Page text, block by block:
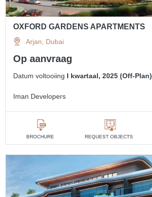
OXFORD GARDENS APARTMENTS
Arjan, Dubai
Op aanvraag
Datum voltooiing I kwartaal, 2025 (Off-Plan)
Iman Developers
BROCHURE REQUEST OBJECTS